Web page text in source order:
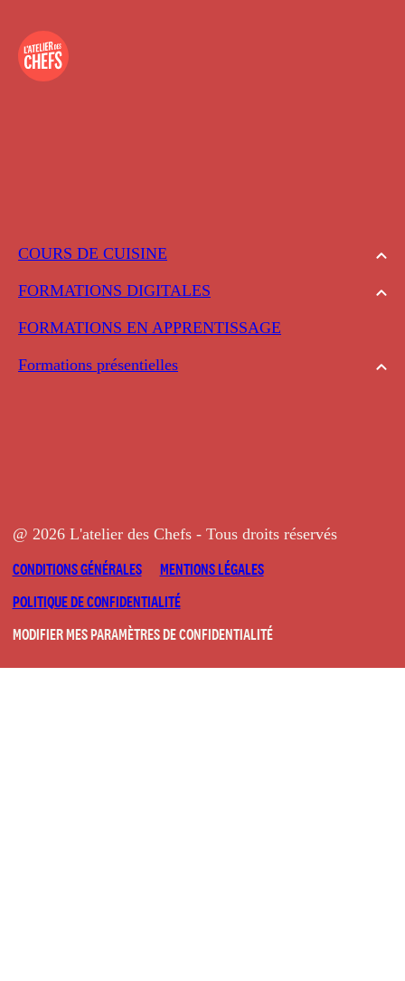
COURS DE CUISINE
FORMATIONS DIGITALES
FORMATIONS EN APPRENTISSAGE
Formations présentielles
@ 2026 L'atelier des Chefs - Tous droits réservés
CONDITIONS GÉNÉRALES
MENTIONS LÉGALES
POLITIQUE DE CONFIDENTIALITÉ
MODIFIER MES PARAMÈTRES DE CONFIDENTIALITÉ